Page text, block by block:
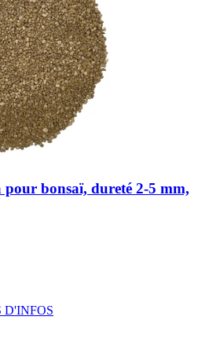
bonsaï, dureté 2-5 mm,
D'INFOS